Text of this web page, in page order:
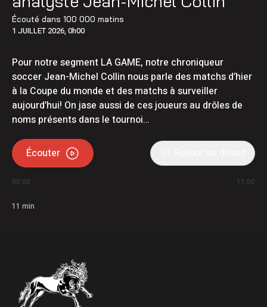
Écouté dans 100 000 matins
1 JUILLET 2026, 0h00
Pour notre segment LA GAME, notre chroniqueur
soccer Jean-Michel Collin nous parle des matchs d’hier
à la Coupe du monde et des matchs à surveiller
aujourd’hui! On jase aussi de ces joueurs au drôles de
noms présents dans le tournoi…
Écouter
00:00 11:00
11 min